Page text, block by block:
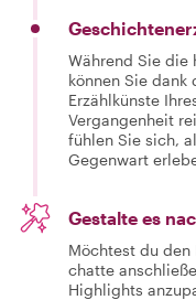
Während Sie die
können Sie dank
Erzählkünste
Vergangenheit
fühlen Sie sich,
Gegenwart
Gestalte es
Möchtest du den
chatte
Highlights